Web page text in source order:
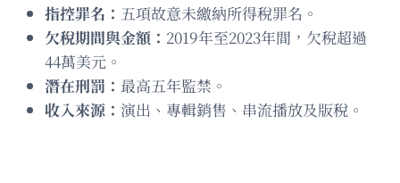
指控罪名： 五項故意未繳納所得稅罪名。
欠稅期間與金額： 2019年至2023年間，欠稅超過
44萬美元。
潛在刑罰： 最高五年監禁。
收入來源： 演出、專輯銷售、串流播放及版稅。